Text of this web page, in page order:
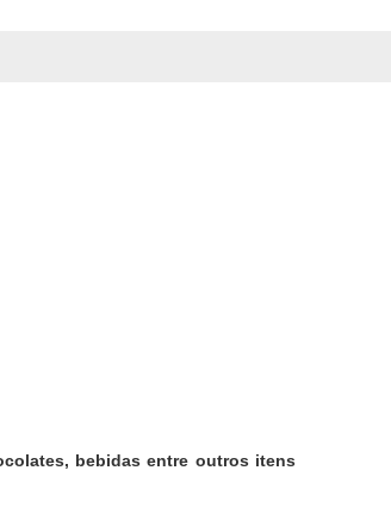
bebidas entre outros itens